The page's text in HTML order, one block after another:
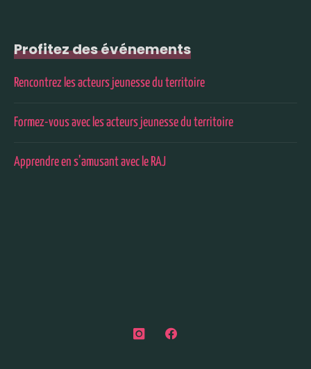
Profitez des événements
Rencontrez les acteurs jeunesse du territoire
Formez-vous avec les acteurs jeunesse du territoire
Apprendre en s’amusant avec le RAJ